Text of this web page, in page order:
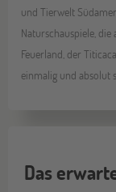
und Tierwelt
Naturschauspiele,
Feuerland, der
einmalig und absolut
Das